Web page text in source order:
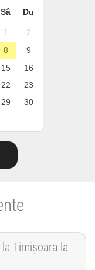
Sâ Du
1
2
8
9
15
16
22
23
29
30
Timișoara la